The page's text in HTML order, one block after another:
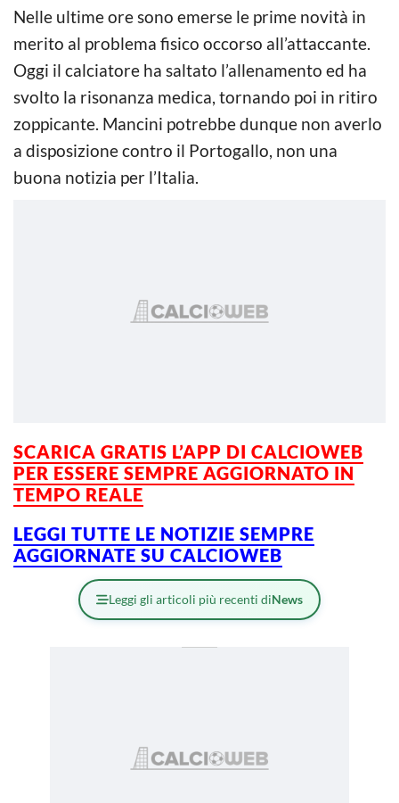
Nelle ultime ore sono emerse le prime novità in
merito al problema fisico occorso all’attaccante.
Oggi il calciatore ha saltato l’allenamento ed ha
svolto la risonanza medica, tornando poi in ritiro
zoppicante. Mancini potrebbe dunque non averlo
a disposizione contro il Portogallo, non una
buona notizia per l’Italia.
SCARICA GRATIS L’APP DI CALCIOWEB
PER ESSERE SEMPRE AGGIORNATO IN
TEMPO REALE
LEGGI TUTTE LE NOTIZIE SEMPRE
AGGIORNATE SU CALCIOWEB
Leggi gli articoli più recenti diNews